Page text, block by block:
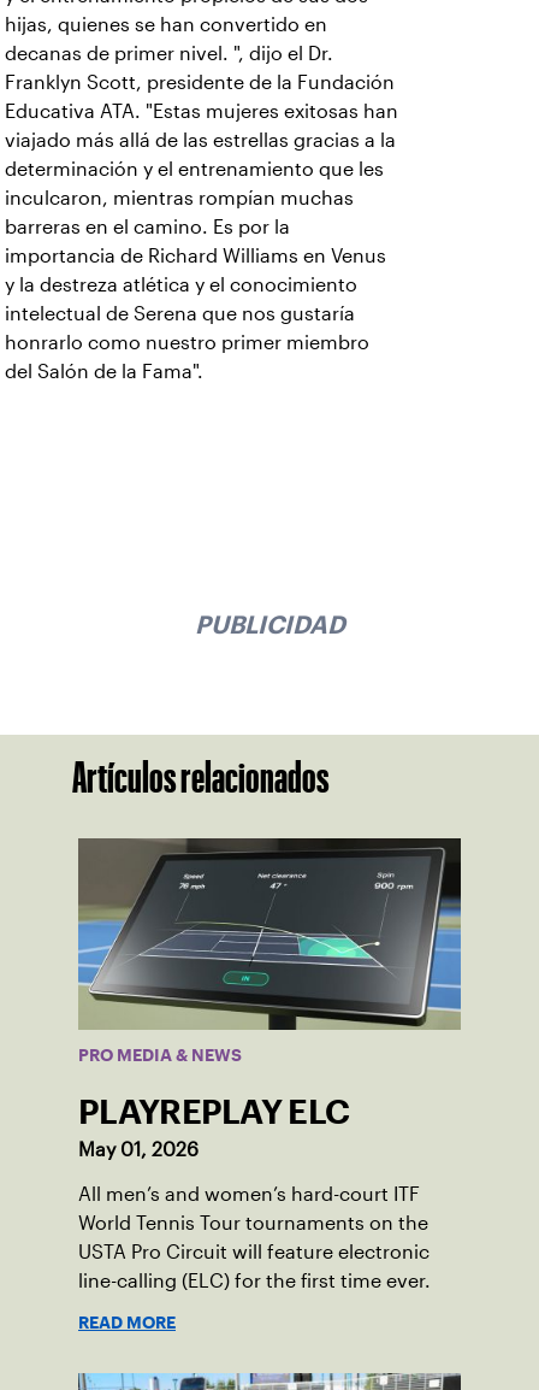
hijas, quienes se han convertido en
decanas de primer nivel. ", dijo el Dr.
Franklyn Scott, presidente de la Fundación
Educativa ATA. "Estas mujeres exitosas han
viajado más allá de las estrellas gracias a la
determinación y el entrenamiento que les
inculcaron, mientras rompían muchas
barreras en el camino. Es por la
importancia de Richard Williams en Venus
y la destreza atlética y el conocimiento
intelectual de Serena que nos gustaría
honrarlo como nuestro primer miembro
del Salón de la Fama".
PUBLICIDAD
Artículos relacionados
PRO MEDIA & NEWS
PLAYREPLAY ELC
May 01, 2026
All men’s and women’s hard-court ITF
World Tennis Tour tournaments on the
USTA Pro Circuit will feature electronic
line-calling (ELC) for the first time ever.
READ MORE